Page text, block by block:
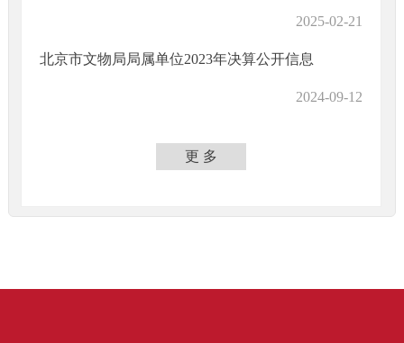
2025-02-21
北京市文物局局属单位2023年决算公开信息
2024-09-12
更 多